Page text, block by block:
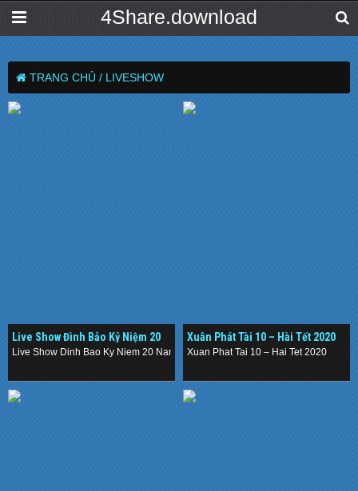
4Share.download
TRANG CHỦ / LIVESHOW
Live Show Đình Bảo Kỷ Niệm 20
Năm- Chuyện Tình
Live Show Dinh Bao Ky Niem 20 Nam- Chuyen Tinh
Xuân Phát Tài 10 – Hài Tết 2020
Xuan Phat Tai 10 – Hai Tet 2020